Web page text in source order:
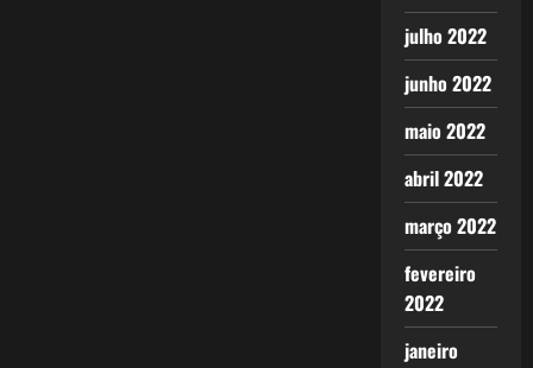
julho 2022
junho 2022
maio 2022
abril 2022
março 2022
fevereiro
2022
janeiro